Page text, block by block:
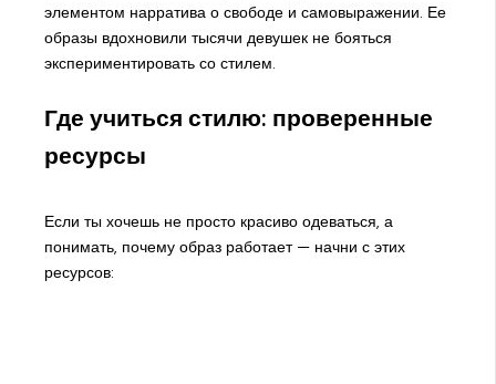
элементом нарратива о свободе и самовыражении. Ее
образы вдохновили тысячи девушек не бояться
экспериментировать со стилем.
Где учиться стилю: проверенные
ресурсы
Если ты хочешь не просто красиво одеваться, а
понимать, почему образ работает — начни с этих
ресурсов: